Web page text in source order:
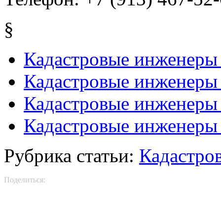
§
Кадастровые
Кадастровые
Кадастровые
Кадастровые инженеры
Рубрика статьи:
Поделиться: